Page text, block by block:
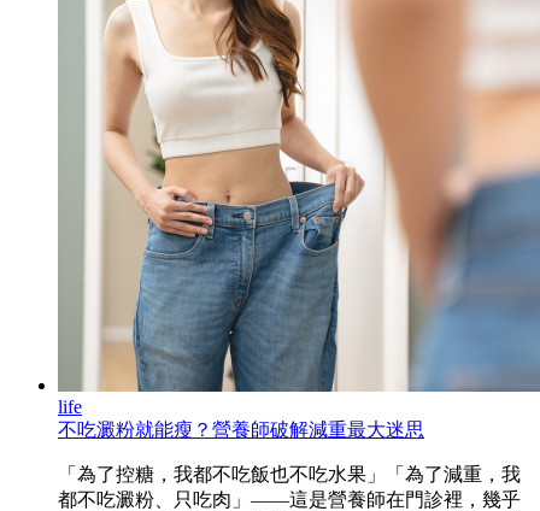
life
不吃澱粉就能瘦？營養師破解減重最大迷思
「為了控糖，我都不吃飯也不吃水果」「為了減重，我
都不吃澱粉、只吃肉」——這是營養師在門診裡，幾乎